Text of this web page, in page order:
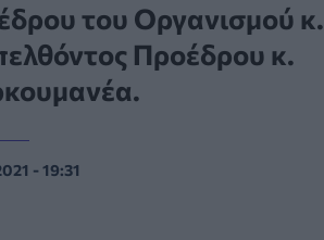
του Οργανισμού κ.
Προέδρου κ.
- 19:31